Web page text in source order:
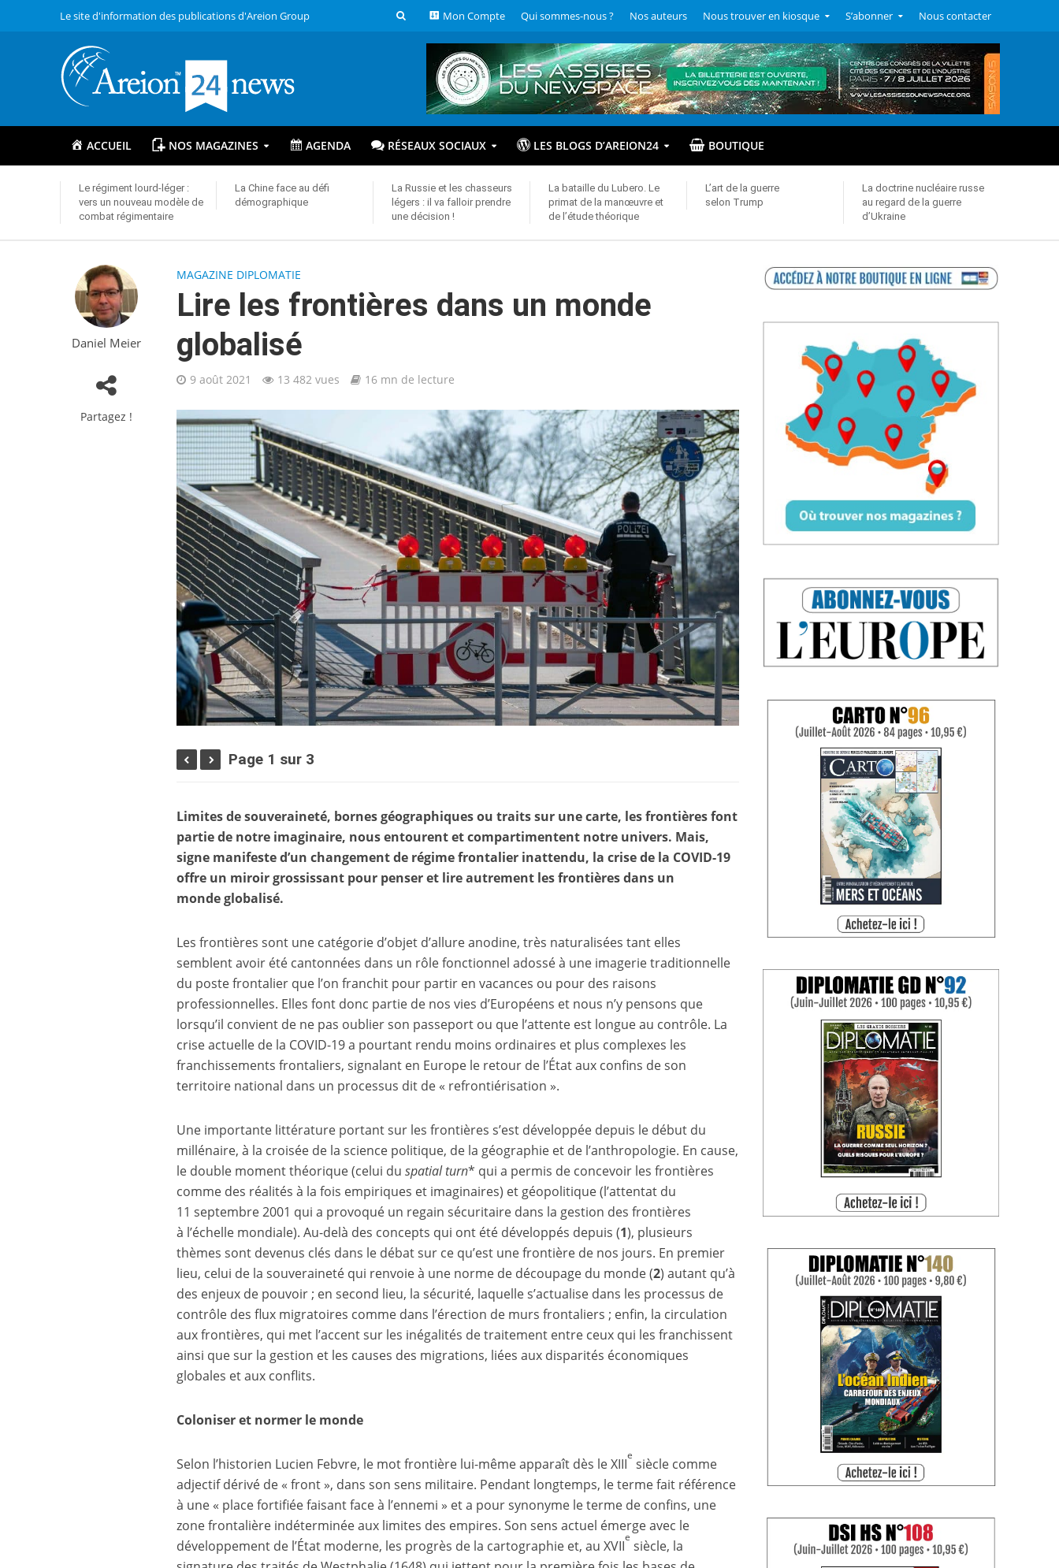
Le site d'information des publications d'Areion Group Mon Compte Qui sommes-nous ? Nos auteurs Nous trouver en kiosque S’abonner Nous contacter
ACCUEIL NOS MAGAZINES AGENDA RÉSEAUX SOCIAUX LES BLOGS D’AREION24 BOUTIQUE
Le régiment lourd-léger :
vers un nouveau modèle de
combat régimentaire
La Chine face au défi
démographique
La Russie et les chasseurs
légers : il va falloir prendre
une décision !
La bataille du Lubero. Le
primat de la manœuvre et
de l’étude théorique
L’art de la guerre
selon Trump
La doctrine nucléaire russe
au regard de la guerre
d’Ukraine
Daniel Meier
Partagez !
MAGAZINE DIPLOMATIE
Lire les frontières dans un monde
globalisé
9 août 2021 13 482 vues 16 mn de lecture
Page 1 sur 3
Limites de souveraineté, bornes géographiques ou traits sur une carte, les frontières font
partie de notre imaginaire, nous entourent et compartimentent notre univers. Mais,
signe manifeste d’un changement de régime frontalier inattendu, la crise de la COVID-19
offre un miroir grossissant pour penser et lire autrement les frontières dans un
monde globalisé.
Les frontières sont une catégorie d’objet d’allure anodine, très naturalisées tant elles
semblent avoir été cantonnées dans un rôle fonctionnel adossé à une imagerie traditionnelle
du poste frontalier que l’on franchit pour partir en vacances ou pour des raisons
professionnelles. Elles font donc partie de nos vies d’Européens et nous n’y pensons que
lorsqu’il convient de ne pas oublier son passeport ou que l’attente est longue au contrôle. La
crise actuelle de la COVID-19 a pourtant rendu moins ordinaires et plus complexes les
franchissements frontaliers, signalant en Europe le retour de l’État aux confins de son
territoire national dans un processus dit de « refrontiérisation ».
Une importante littérature portant sur les frontières s’est développée depuis le début du
millénaire, à la croisée de la science politique, de la géographie et de l’anthropologie. En cause,
le double moment théorique (celui duspatial turn* qui a permis de concevoir les frontières
comme des réalités à la fois empiriques et imaginaires) et géopolitique (l’attentat du
11 septembre 2001 qui a provoqué un regain sécuritaire dans la gestion des frontières
à l’échelle mondiale). Au-delà des concepts qui ont été développés depuis (1), plusieurs
thèmes sont devenus clés dans le débat sur ce qu’est une frontière de nos jours. En premier
lieu, celui de la souveraineté qui renvoie à une norme de découpage du monde (2) autant qu’à
des enjeux de pouvoir ; en second lieu, la sécurité, laquelle s’actualise dans les processus de
contrôle des flux migratoires comme dans l’érection de murs frontaliers ; enfin, la circulation
aux frontières, qui met l’accent sur les inégalités de traitement entre ceux qui les franchissent
ainsi que sur la gestion et les causes des migrations, liées aux disparités économiques
globales et aux conflits.
Coloniser et normer le monde
Selon l’historien Lucien Febvre, le mot frontière lui-même apparaît dès le XIII
e
siècle comme
adjectif dérivé de « front », dans son sens militaire. Pendant longtemps, le terme fait référence
à une « place fortifiée faisant face à l’ennemi » et a pour synonyme le terme de confins, une
zone frontalière indéterminée aux limites des empires. Son sens actuel émerge avec le
développement de l’État moderne, les progrès de la cartographie et, au XVII
e
siècle, la